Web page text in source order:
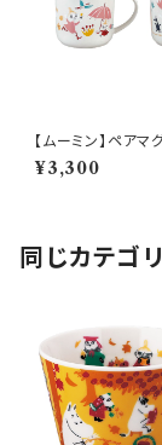
【ムーミン】ペアマ
y Life（リサイクル
グ）】
¥3,300
同じカテゴ